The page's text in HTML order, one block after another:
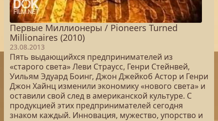
Первые Миллионеры / Pioneers Turned
Millionaires (2010)
23.08.2013
Пять выдающийхся предпринимателей из
«старого света» Леви Страусс, Генри Стейнвей,
Уильям Эдуард Боинг, Джон Джейкоб Астор и Генри
Джон Хайнц изменили экономику «нового света» и
оставили свой след в американской культуре. С
продукцией этих предпринимателей сегодня
знаком каждый. Инновация, мужество, упорство и